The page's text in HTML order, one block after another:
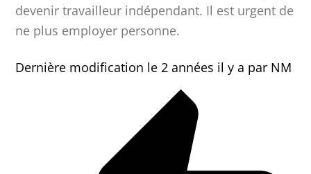
devenir travailleur indépendant. Il est urgent de
ne plus employer personne.
Dernière modification le 2 années il y a par NM